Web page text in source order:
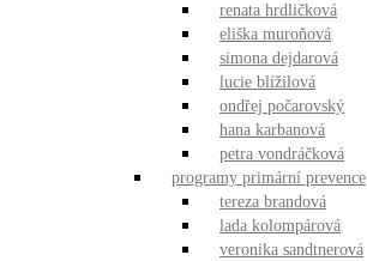
renata hrdličková
eliška muroňová
simona dejdarová
lucie blížilová
ondřej počarovský
hana karbanová
petra vondráčková
programy primární prevence
tereza brandová
lada kolompárová
veronika sandtnerová